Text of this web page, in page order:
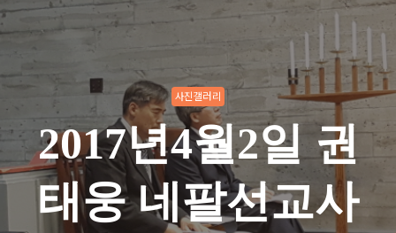
사진갤러리
2017년4월2일 권
태웅 네팔선교사